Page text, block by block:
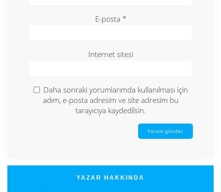
E-posta *
İnternet sitesi
Daha sonraki yorumlarımda kullanılması için
adım, e-posta adresim ve site adresim bu
tarayıcıya kaydedilsin.
YAZAR HAKKINDA